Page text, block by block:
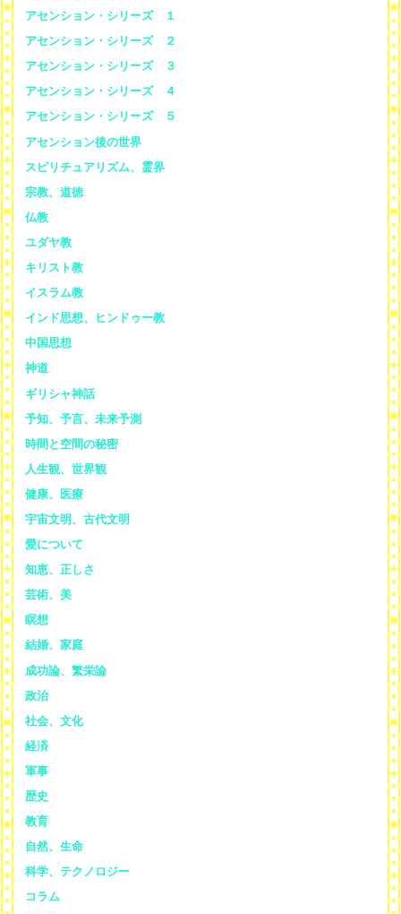
アセンション・シリーズ １
アセンション・シリーズ ２
アセンション・シリーズ ３
アセンション・シリーズ ４
アセンション・シリーズ ５
アセンション後の世界
スピリチュアリズム、霊界
宗教、道徳
仏教
ユダヤ教
キリスト教
イスラム教
インド思想、ヒンドゥー教
中国思想
神道
ギリシャ神話
予知、予言、未来予測
時間と空間の秘密
人生観、世界観
健康、医療
宇宙文明、古代文明
愛について
知恵、正しさ
芸術、美
瞑想
結婚、家庭
成功論、繁栄論
政治
社会、文化
経済
軍事
歴史
教育
自然、生命
科学、テクノロジー
コラム